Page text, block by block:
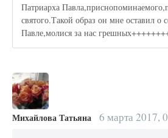
Патриарха
святого.Такой образ он мне оставил о
Павле,молися за нас
Михайлова Татьяна 6 марта 2017,